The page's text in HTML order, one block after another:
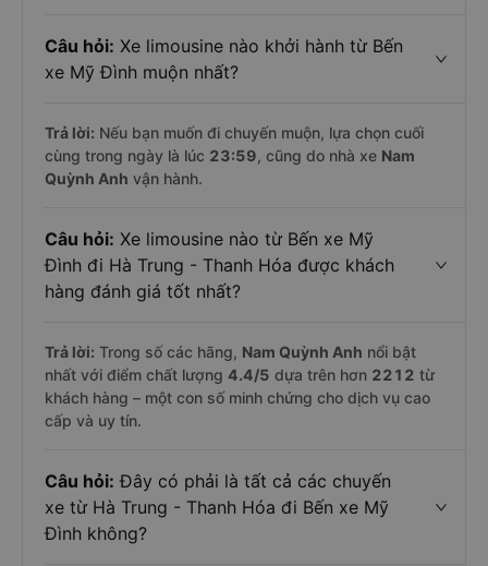
Câu hỏi: Xe limousine nào khởi hành từ Bến
xe Mỹ Đình muộn nhất?
Trả lời: Nếu bạn muốn đi chuyến muộn, lựa chọn cuối
cùng trong ngày là lúc 23:59, cũng do nhà xe Nam
Quỳnh Anh vận hành.
Câu hỏi: Xe limousine nào từ Bến xe Mỹ
Đình đi Hà Trung - Thanh Hóa được khách
hàng đánh giá tốt nhất?
Trả lời: Trong số các hãng, Nam Quỳnh Anh nổi bật
nhất với điểm chất lượng 4.4/5 dựa trên hơn 2212 từ
khách hàng – một con số minh chứng cho dịch vụ cao
cấp và uy tín.
Câu hỏi: Đây có phải là tất cả các chuyến
xe từ Hà Trung - Thanh Hóa đi Bến xe Mỹ
Đình không?